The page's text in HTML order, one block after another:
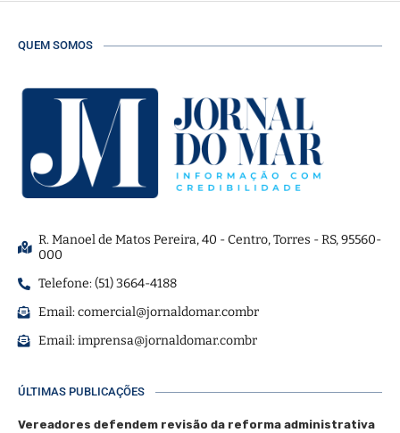
QUEM SOMOS
R. Manoel de Matos Pereira, 40 - Centro, Torres - RS, 95560-
000
Telefone: (51) 3664-4188
Email:comercial@jornaldomar.combr
Email:imprensa@jornaldomar.combr
ÚLTIMAS PUBLICAÇÕES
Vereadores defendem revisão da reforma administrativa